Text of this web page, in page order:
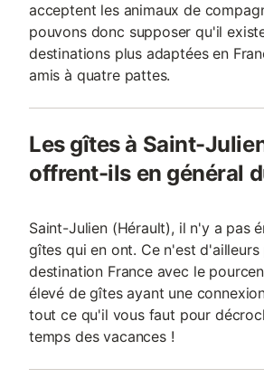
acceptent les animaux de
pouvons donc supposer qu'il
destinations plus adaptées en
amis à quatre pattes.
Les gîtes à Saint-
offrent-ils en général
Saint-Julien (Hérault), il n'y a pas
gîtes qui en ont. Ce n'est d'ailleurs
destination France avec le
élevé de gîtes ayant une
tout ce qu'il vous faut pour
temps des vacances !